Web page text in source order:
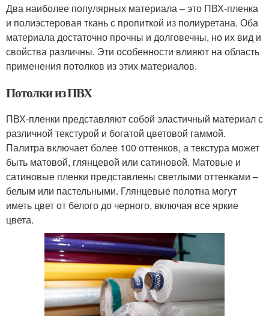
Два наиболее популярных материала – это ПВХ-пленка
и полиэстеровая ткань с пропиткой из полиуретана. Оба
материала достаточно прочны и долговечны, но их вид и
свойства различны. Эти особенности влияют на область
применения потолков из этих материалов.
Потолки из ПВХ
ПВХ-пленки представляют собой эластичный материал с
различной текстурой и богатой цветовой гаммой.
Палитра включает более 100 оттенков, а текстура может
быть матовой, глянцевой или сатиновой. Матовые и
сатиновые пленки представлены светлыми оттенками –
белым или пастельными. Глянцевые полотна могут
иметь цвет от белого до черного, включая все яркие
цвета.